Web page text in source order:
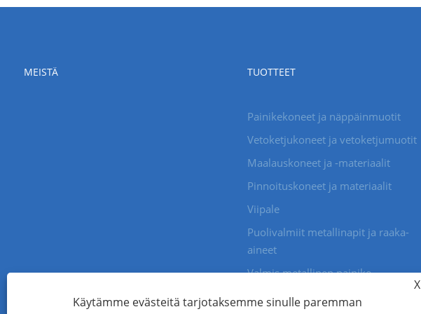
MEISTÄ TUOTTEET
Painikekoneet ja näppäinmuotit
Vetoketjukoneet ja vetoketjumuotit
Maalauskoneet ja -materiaalit
Pinnoituskoneet ja materiaalit
Viipale
Puolivalmiit metallinapit ja raaka-
aineet
Valmis metallinen painike
Hartsipainikkeet ja raaka-aineet
X
Käytämme evästeitä tarjotaksemme sinulle paremman